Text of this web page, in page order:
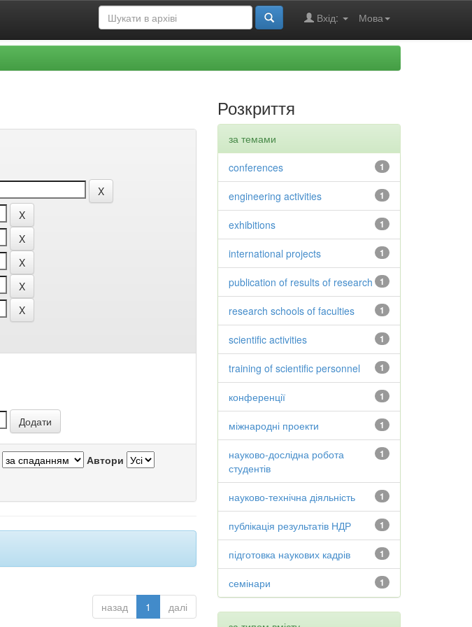
Мова
Вхід:
Автори
назад 1 далі
Розкриття
за темами
1
conferences
1
engineering activities
1
exhibitions
1
international projects
1
publication of results of research
1
research schools of faculties
1
scientific activities
1
training of scientific personnel
1
конференції
1
міжнародні проекти
1
науково-дослідна робота
студентів
1
науково-технічна діяльність
1
публікація результатів НДР
1
підготовка наукових кадрів
1
семінари